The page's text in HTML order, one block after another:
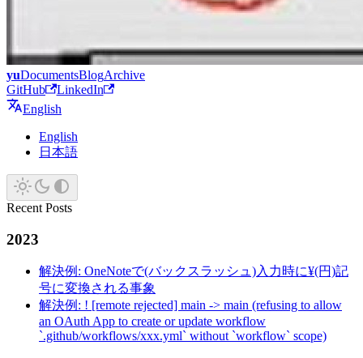
yuDocumentsBlogArchive
GitHub
LinkedIn
English
English
日本語
Recent Posts
2023
解決例: OneNoteで(バックスラッシュ)入力時に¥(円)記
号に変換される事象
解決例: ! [remote rejected] main -> main (refusing to allow
an OAuth App to create or update workflow
`.github/workflows/xxx.yml` without `workflow` scope)